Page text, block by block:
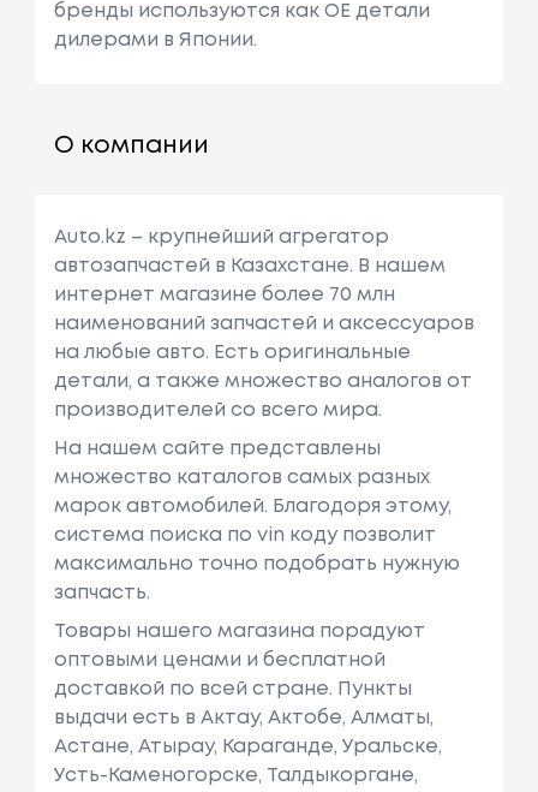
бренды используются как ОЕ детали
дилерами в Японии.
О компании
Auto.kz – крупнейший агрегатор
автозапчастей в Казахстане. В нашем
интернет магазине более 70 млн
наименований запчастей и аксессуаров
на любые авто. Есть оригинальные
детали, а также множество аналогов от
производителей со всего мира.
На нашем сайте представлены
множество каталогов самых разных
марок автомобилей. Благодоря этому,
система поиска по vin коду позволит
максимально точно подобрать нужную
запчасть.
Товары нашего магазина порадуют
оптовыми ценами и бесплатной
доставкой по всей стране. Пункты
выдачи есть в Актау, Актобе, Алматы,
Астане, Атырау, Караганде, Уральске,
Усть-Каменогорске, Талдыкоргане,